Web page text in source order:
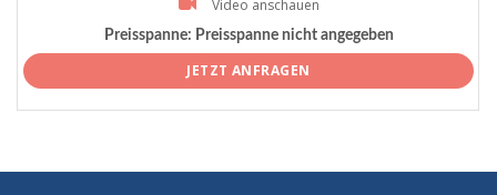
Video anschauen
Preisspanne: Preisspanne nicht angegeben
JETZT ANFRAGEN